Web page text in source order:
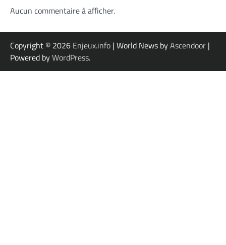
Aucun commentaire à afficher.
Copyright © 2026 Enjeux.info | World News byAscendoor |
Powered byWordPress.